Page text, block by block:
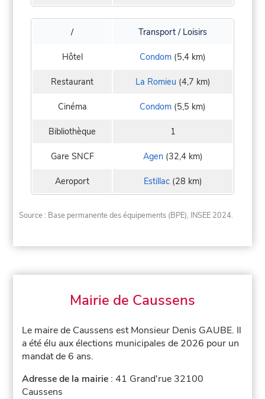
/ Transport / Loisirs
Hôtel Condom (5,4 km)
Restaurant La Romieu (4,7 km)
Cinéma Condom (5,5 km)
Bibliothèque 1
Gare SNCF Agen(32,4 km)
Aeroport Estillac(28 km)
Source : Base permanente des équipements (BPE), INSEE 2024.
Mairie de Caussens
Le maire de Caussens est Monsieur Denis GAUBE. Il
a été élu aux élections municipales de 2026 pour un
mandat de 6 ans.
Adresse de la mairie : 41 Grand'rue 32100
Caussens